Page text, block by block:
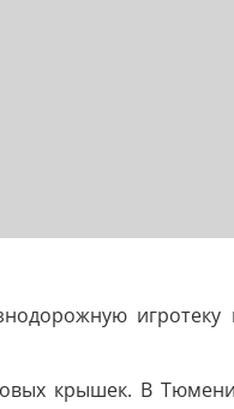
крышек. В